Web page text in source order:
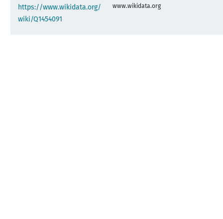
https://www.wikidata.org/
wiki/Q1454091
www.wikidata.org